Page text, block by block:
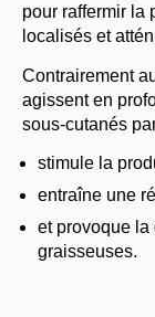
pour raffermir la
localisés et
Contrairement
agissent en
sous-cutanés
stimule la
entraîne une
et provoque
graisseuses.